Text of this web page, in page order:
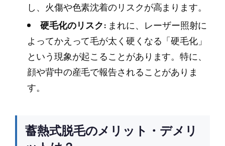
し、火傷や色素沈着のリスクが高まります。
硬毛化のリスク: まれに、レーザー照射に
よってかえって毛が太く硬くなる「硬毛化」
という現象が起こることがあります。特に、
顔や背中の産毛で報告されることがありま
す。
蓄熱式脱毛のメリット・デメリ